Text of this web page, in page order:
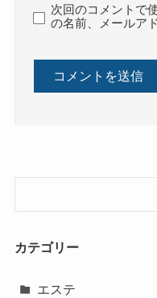
次回のコメントで
の名前、メールア
カテゴリー
エステ